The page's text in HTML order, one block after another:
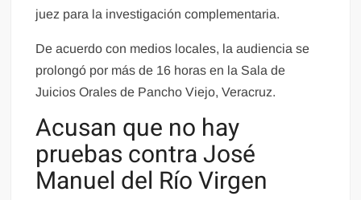
juez para la investigación complementaria.
De acuerdo con medios locales, la audiencia se
prolongó por más de 16 horas en la Sala de
Juicios Orales de Pancho Viejo, Veracruz.
Acusan que no hay
pruebas contra José
Manuel del Río Virgen